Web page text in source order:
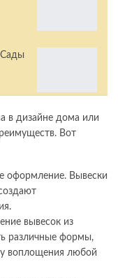
в дизайне дома или
Вот
оформление. Вывески
вывесок из
различные формы,
воплощения любой